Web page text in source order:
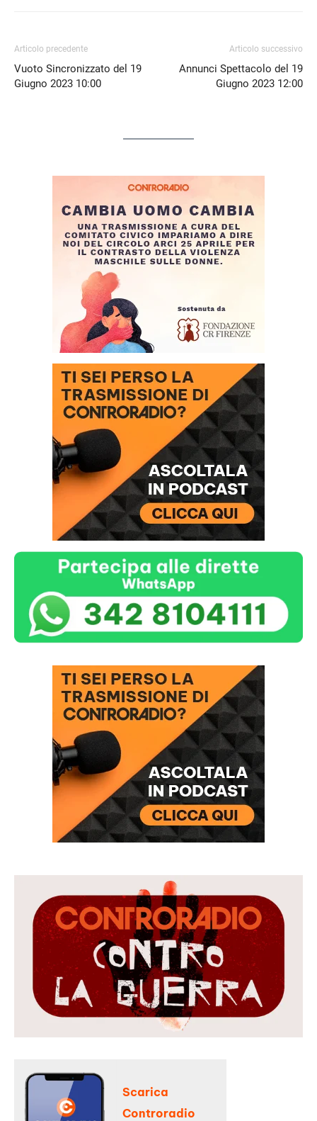
Articolo precedente
Vuoto Sincronizzato del 19
Giugno 2023 10:00
Articolo successivo
Annunci Spettacolo del 19
Giugno 2023 12:00
Scarica
Controradio